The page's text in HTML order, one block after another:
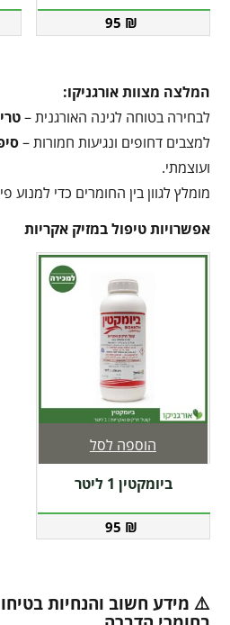
95 ₪
המלצה מצוות אורגניקו:
לבחירה בטוחה לגינה האורגנית –
למצבים דחופים ונגיעות חמורות –
ועוצמתי.
מומלץ לגוון בין החומרים כדי למנוע
אפשרויות טיפול במזיק אקריות
ביומקטין 1 ליטר
95 ₪
הוספה לסל
⚠️ מידע חשוב והנחיות